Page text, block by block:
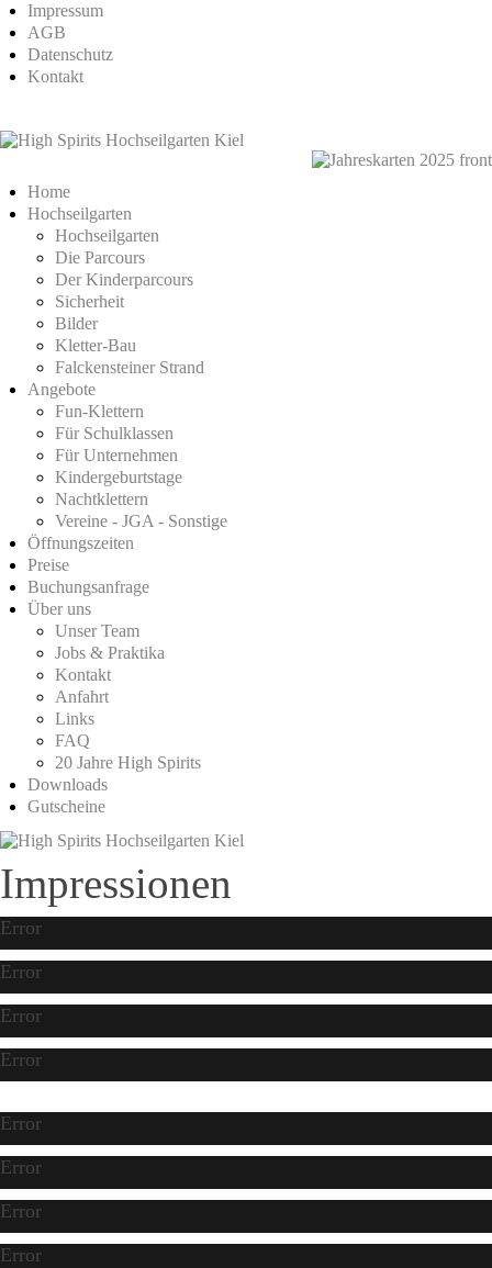
Impressum
AGB
Datenschutz
Kontakt
Home
Hochseilgarten
Hochseilgarten
Die Parcours
Der Kinderparcours
Sicherheit
Bilder
Kletter-Bau
Falckensteiner Strand
Angebote
Fun-Klettern
Für Schulklassen
Für Unternehmen
Kindergeburtstage
Nachtklettern
Vereine - JGA - Sonstige
Öffnungszeiten
Preise
Buchungsanfrage
Über uns
Unser Team
Jobs & Praktika
Kontakt
Anfahrt
Links
FAQ
20 Jahre High Spirits
Downloads
Gutscheine
Impressionen
Error
Error
Error
Error
Error
Error
Error
Error